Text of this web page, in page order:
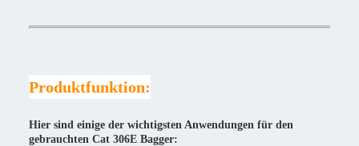
Produktfunktion:
Hier sind einige der wichtigsten Anwendungen für den
gebrauchten Cat 306E Bagger: